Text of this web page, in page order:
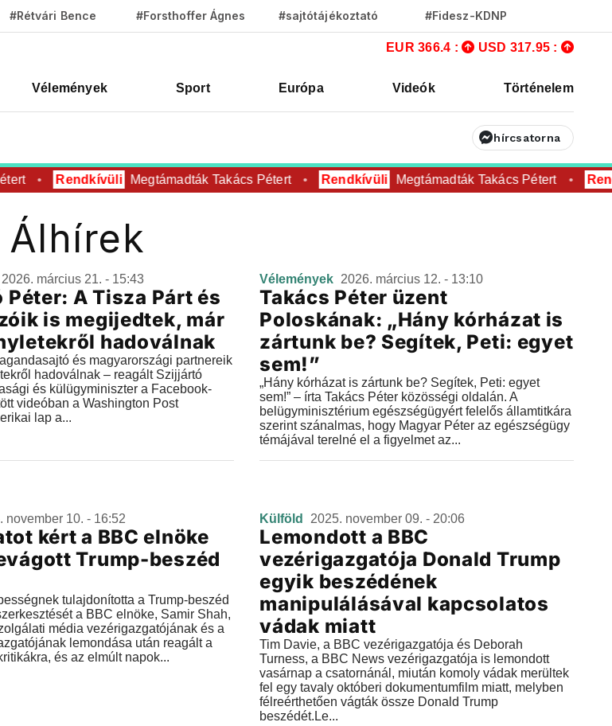
#Rétvári Bence #Forsthoffer Ágnes #sajtótájékoztató #Fidesz-KDNP
EUR 366.4 : USD 317.95 :
Vélemények Sport Európa Videók Történelem
hírcsatorna
Rendkívüli Megtámadták Takács Pétert Rendkívüli Megtámadták Takács Pétert
Álhírek
2026. március 21. - 15:43
A Tisza Párt és
is megijedtek, már
hadoválnak
és magyarországi partnereik
hadoválnak – reagált Szijjártó
és külügyminiszter a Facebook-
videóban a Washington Post
lap a...
Vélemények 2026. március 12. - 13:10
Takács Péter üzent
Poloskának: „Hány kórházat is
zártunk be? Segítek, Peti: egyet
sem!”
„Hány kórházat is zártunk be? Segítek, Peti: egyet
sem!” – írta Takács Péter közösségi oldalán. A
belügyminisztérium egészségügyért felelős államtitkára
szerint szánalmas, hogy Magyar Péter az egészségügy
témájával terelné el a figyelmet az...
november 10. - 16:52
kért a BBC elnöke
Trump-beszéd
tulajdonította a Trump-beszéd
a BBC elnöke, Samir Shah,
média vezérigazgatójának és a
lemondása után reagált a
és az elmúlt napok...
Külföld 2025. november 09. - 20:06
Lemondott a BBC
vezérigazgatója Donald Trump
egyik beszédének
manipulálásával kapcsolatos
vádak miatt
Tim Davie, a BBC vezérigazgatója és Deborah
Turness, a BBC News vezérigazgatója is lemondott
vasárnap a csatornánál, miután komoly vádak merültek
fel egy tavaly októberi dokumentumfilm miatt, melyben
félreérthetően vágták össze Donald Trump
beszédét.Le...